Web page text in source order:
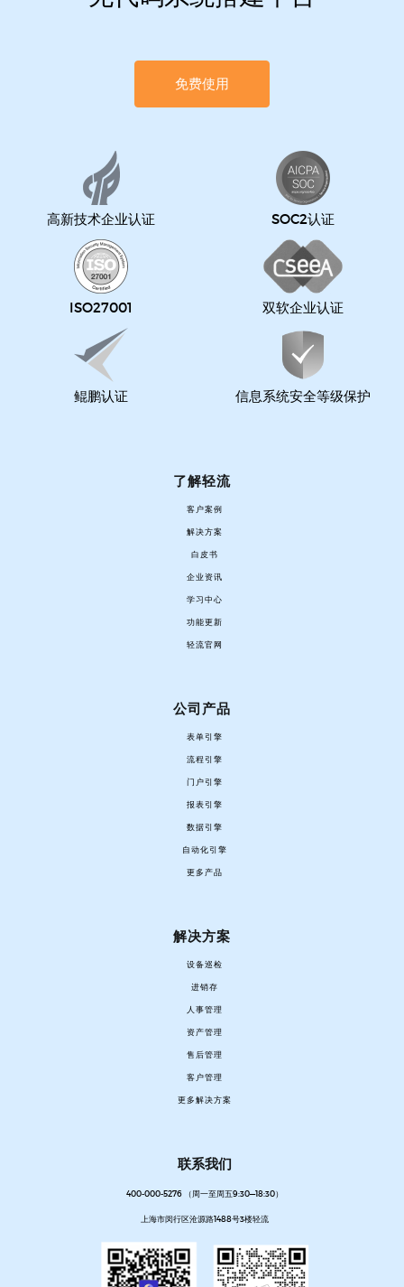
免费使用
高新技术企业认证 SOC2认证
ISO27001 双软企业认证
鲲鹏认证 信息系统安全等级保护
了解轻流
客户案例
解决方案
白皮书
企业资讯
学习中心
功能更新
轻流官网
公司产品
表单引擎
流程引擎
门户引擎
报表引擎
数据引擎
自动化引擎
更多产品
解决方案
设备巡检
进销存
人事管理
资产管理
售后管理
客户管理
更多解决方案
联系我们
400-000-5276 （周一至周五9:30—18:30）
上海市闵行区沧源路1488号3楼轻流